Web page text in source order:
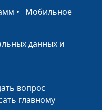
Половинко,
Александр
по
• Мобильное
данных и
вопрос
главному